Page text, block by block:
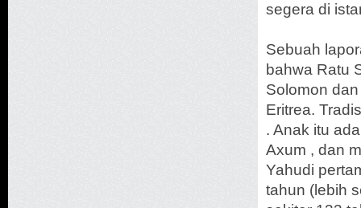
segera di
Sebuah
bahwa Ratu
Solomon
Eritrea.
. Anak itu
Axum , dan
Yahudi
tahun (lebih